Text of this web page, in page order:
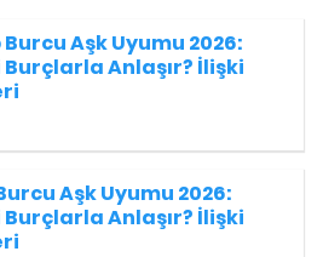
Aşk Uyumu 2026:
Anlaşır? İlişki
Aşk Uyumu 2026:
Anlaşır? İlişki